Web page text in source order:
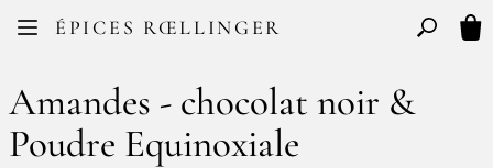
ÉPICES RŒLLINGER
FR EN Basculer
Amandes - chocolat noir &
Poudre Equinoxiale